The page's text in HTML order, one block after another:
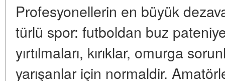
Profesyonellerin en büyük
türlü spor: futboldan buz
yırtılmaları, kırıklar, omurga
yarışanlar için normaldir.